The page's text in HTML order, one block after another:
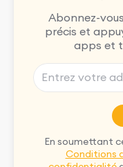
Abonnez-
précis et
apps et
En soumettant
Conditions